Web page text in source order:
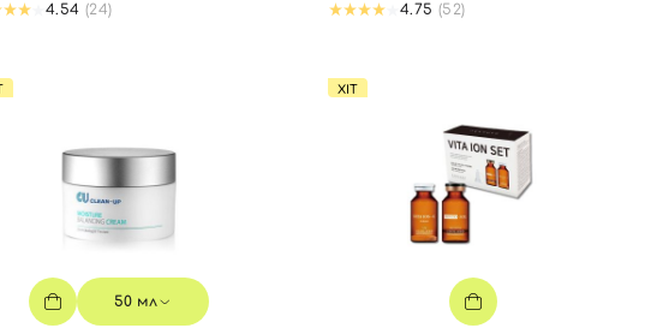
4.54 (24)
4.75 (52)
50 мл
ХІТ